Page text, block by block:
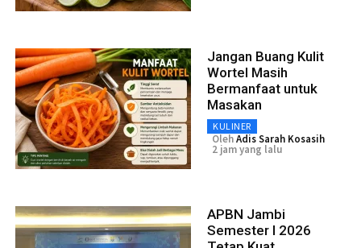
Jangan Buang Kulit
Wortel Masih
Bermanfaat untuk
Masakan
KULINER
OlehAdis Sarah Kosasih
2 jam yang lalu
APBN Jambi
Semester I 2026